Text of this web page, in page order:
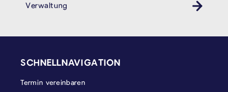
Verwaltung
SCHNELLNAVIGATION
Termin vereinbaren